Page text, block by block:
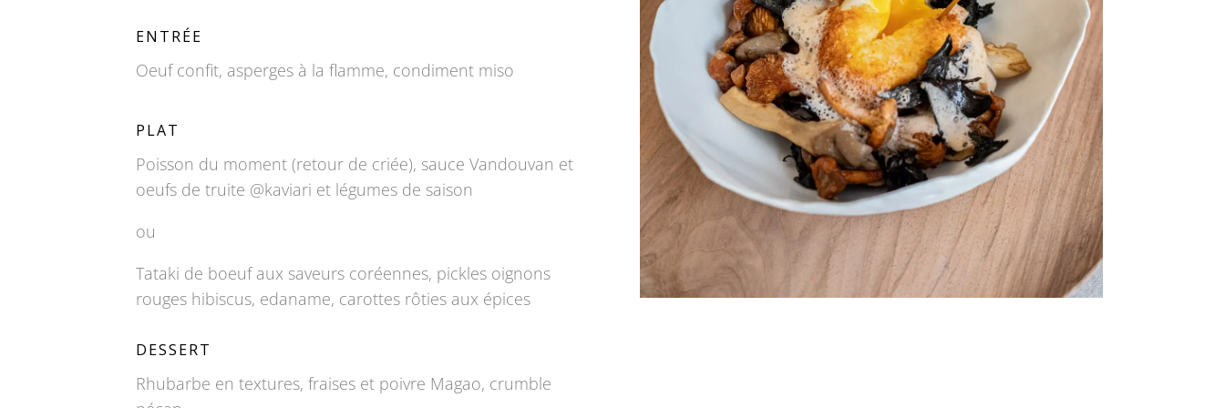
ENTRÉE
Oeuf confit, asperges à la flamme, condiment miso
PLAT
Poisson du moment (retour de criée), sauce Vandouvan et
oeufs de truite @kaviari et légumes de saison
ou
Tataki de boeuf aux saveurs coréennes, pickles oignons
rouges hibiscus, edaname, carottes rôties aux épices
DESSERT
Rhubarbe en textures, fraises et poivre Magao, crumble